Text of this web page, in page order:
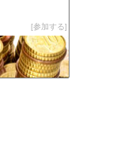
参加する